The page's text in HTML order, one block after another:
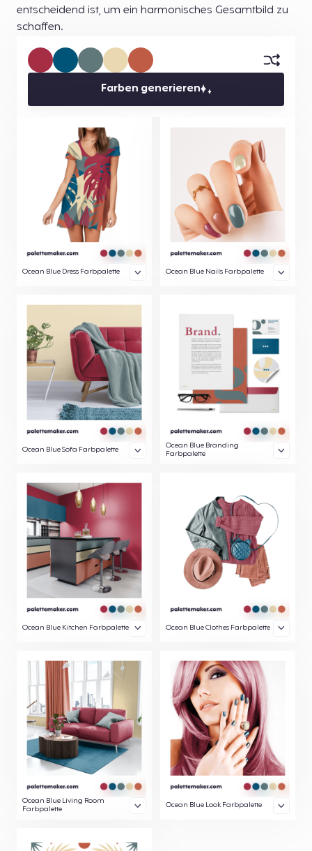
entscheidend ist, um ein harmonisches Gesamtbild zu
schaffen.
Farben generieren
Ocean Blue Dress Farbpalette Ocean Blue Nails Farbpalette
Ocean Blue Sofa Farbpalette
Ocean Blue Branding
Farbpalette
Ocean Blue Kitchen Farbpalette Ocean Blue Clothes Farbpalette
Ocean Blue Living Room
Farbpalette
Ocean Blue Look Farbpalette